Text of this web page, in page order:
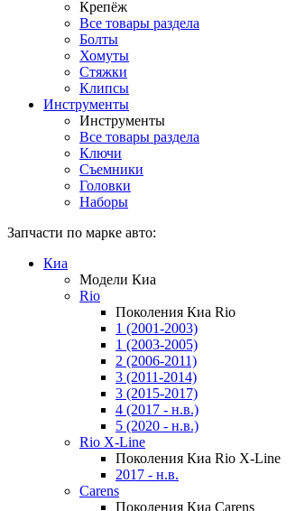
Крепёж
Все товары раздела
Болты
Хомуты
Стяжки
Клипсы
Инструменты
Инструменты
Все товары раздела
Ключи
Съемники
Головки
Наборы
Запчасти по марке авто:
Киа
Модели Киа
Rio
Поколения Киа Rio
1 (2001-2003)
1 (2003-2005)
2 (2006-2011)
3 (2011-2014)
3 (2015-2017)
4 (2017 - н.в.)
5 (2020 - н.в.)
Rio X-Line
Поколения Киа Rio X-Line
2017 - н.в.
Carens
Поколения Киа Carens